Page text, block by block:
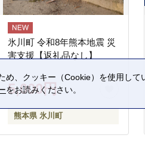
氷川町 令和8年熊本地震 災
害支援【返礼品なし】
5,000円
熊本県 氷川町
め、クッキー（Cookie）を使用し
をお読みください。